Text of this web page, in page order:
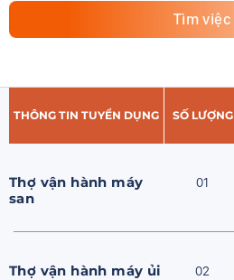
THÔNG TIN TUYỂN DỤNG SỐ LƯỢNG
Thợ vận hành máy
san
01
Thợ vận hành máy ủi 02